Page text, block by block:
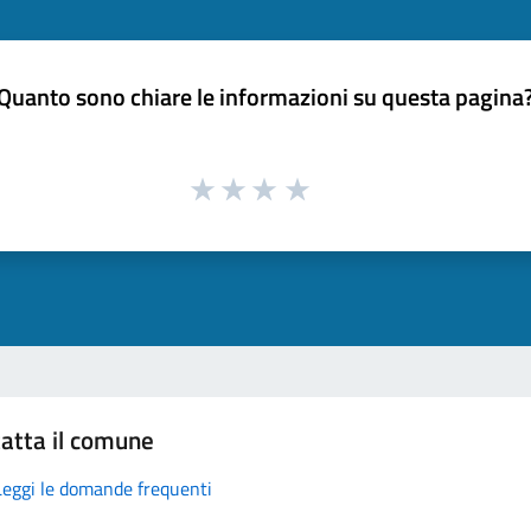
sono chiare le informazioni su questa
il comune
le domande frequenti